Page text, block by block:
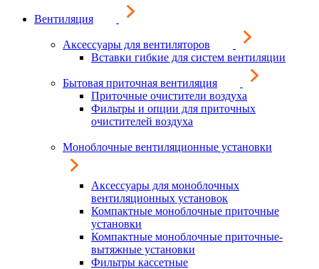
Вентиляция
Аксессуары для вентиляторов
Вставки гибкие для систем вентиляции
Бытовая приточная вентиляция
Приточные очистители воздуха
Фильтры и опции для приточных
очистителей воздуха
Моноблочные вентиляционные установки
Аксессуары для моноблочных
вентиляционных установок
Компактные моноблочные приточные
установки
Компактные моноблочные приточные-
вытяжные установки
Фильтры кассетные